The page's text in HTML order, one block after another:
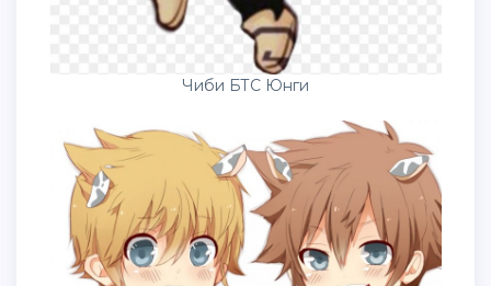
Чиби БТС Юнги